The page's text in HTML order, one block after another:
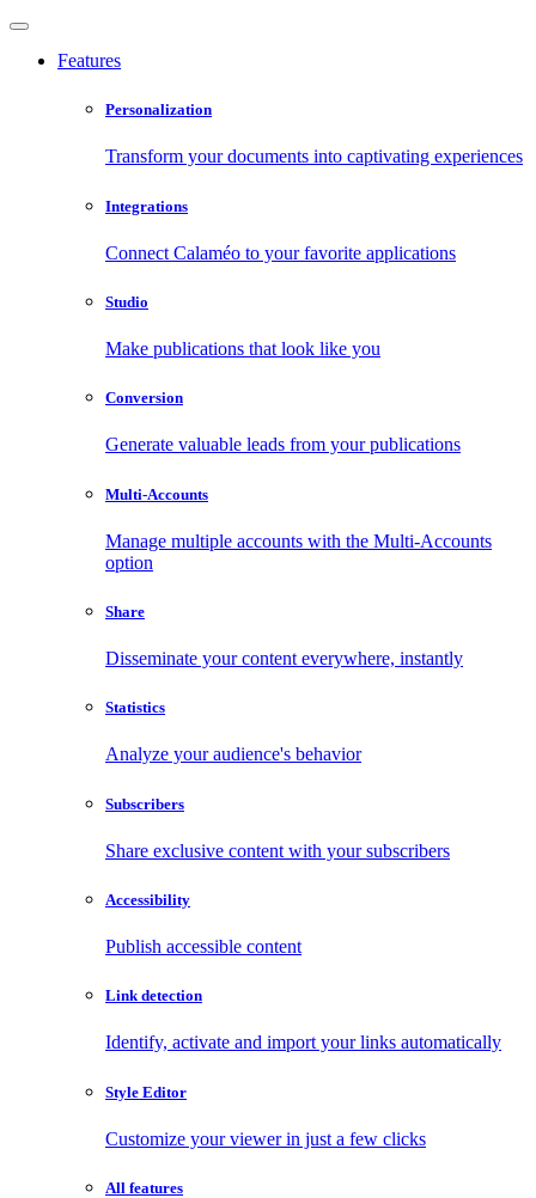
Features
Personalization
Transform your documents into captivating experiences
Integrations
Connect Calaméo to your favorite applications
Studio
Make publications that look like you
Conversion
Generate valuable leads from your publications
Multi-Accounts
Manage multiple accounts with the Multi-Accounts
option
Share
Disseminate your content everywhere, instantly
Statistics
Analyze your audience's behavior
Subscribers
Share exclusive content with your subscribers
Accessibility
Publish accessible content
Link detection
Identify, activate and import your links automatically
Style Editor
Customize your viewer in just a few clicks
All features